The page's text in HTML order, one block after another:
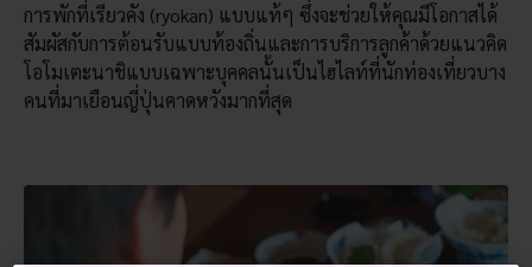
การพักที่เรียวคัง (ryokan) แบบแท้ๆ ซึ่งจะช่วยให้คุณมีโอกาสได้
สัมผัสกับการต้อนรับแบบท้องถิ่นและการบริการลูกค้าด้วยแนวคิด
โอโมเตะนาชิแบบเฉพาะบุคคลนั้นเป็นไฮไลท์ที่นักท่องเที่ยวบาง
คนที่มาเยือนญี่ปุ่นคาดหวังมากที่สุด